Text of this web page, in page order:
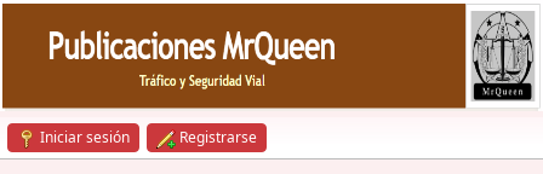
Iniciar sesión Registrarse